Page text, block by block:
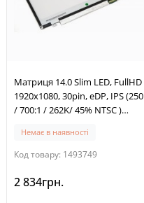
Матриця 14.0 Slim LED, FullHD
1920x1080, 30pin, eDP, IPS (250
/ 700:1 / 262K/ 45% NTSC )
Немає в наявності
Код товару: 1493749
2 834грн.